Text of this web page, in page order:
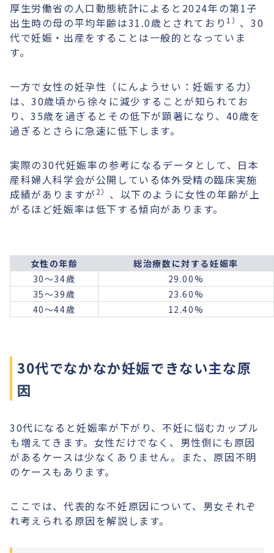
厚生労働省の人口動態統計によると2024年の第1子
出生時の母の平均年齢は31.0歳とされており 1） 、30
代で妊娠・出産をすることは一般的となっていま
す。
一方で女性の妊孕性（にんようせい：妊娠する力）
は、30歳頃から徐々に減少することが知られてお
り、35歳を過ぎるとその低下が顕著になり、40歳を
過ぎるとさらに急速に低下します。
実際の30代妊娠率の参考になるデータとして、日本
産科婦人科学会が公開している体外受精の臨床実施
成績がありますが 2） 、以下のように女性の年齢が上
がるほど妊娠率は低下する傾向があります。
女性の年齢
総治療数に対する妊娠率
30〜34歳
29.00%
35〜39歳
23.60%
40〜44歳
12.40%
30代でなかなか妊娠できない主な原
因
30代になると妊娠率が下がり、不妊に悩むカップル
も増えてきます。女性だけでなく、男性側にも原因
があるケースは少なくありません。また、原因不明
のケースもあります。
ここでは、代表的な不妊原因について、男女それぞ
れ考えられる原因を解説します。